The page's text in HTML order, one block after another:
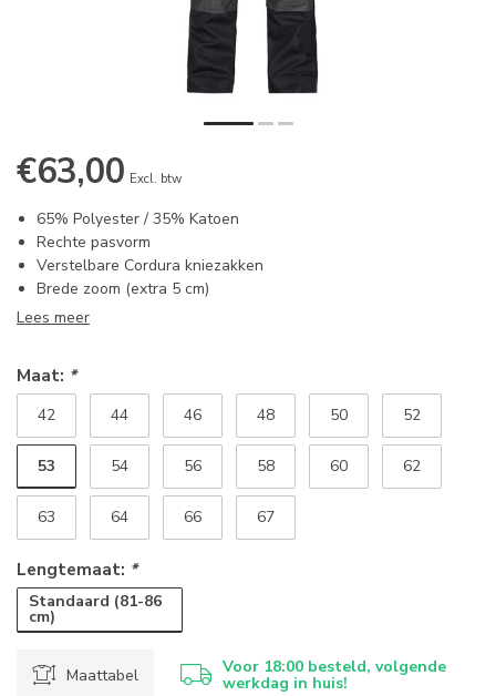
€63,00 Excl. btw
65% Polyester / 35% Katoen
Rechte pasvorm
Verstelbare Cordura kniezakken
Brede zoom (extra 5 cm)
Lees meer
Maat: *
42 44 46 48 50 52
53 54 56 58 60 62
63 64 66 67
Lengtemaat: *
Standaard (81-86
cm)
Maattabel Voor 18:00 besteld, volgende
werkdag in huis!